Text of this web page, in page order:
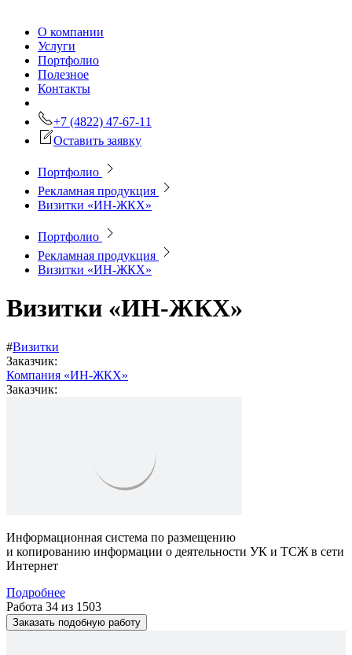
О компании
Услуги
Портфолио
Полезное
Контакты
+7 (4822) 47-67-11
Оставить заявку
Портфолио
Рекламная продукция
Визитки «ИН-ЖКХ»
Портфолио
Рекламная продукция
Визитки «ИН-ЖКХ»
Визитки «ИН-ЖКХ»
#Визитки
Заказчик:
Компания «ИН-ЖКХ»
Заказчик:
Информационная система по размещению
и копированию информации о деятельности УК и ТСЖ в сети
Интернет
Подробнее
Работа 34 из 1503
Заказать подобную работу